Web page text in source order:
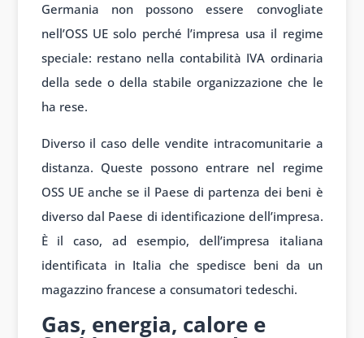
Germania non possono essere convogliate
nell’OSS UE solo perché l’impresa usa il regime
speciale: restano nella contabilità IVA ordinaria
della sede o della stabile organizzazione che le
ha rese.
Diverso il caso delle vendite intracomunitarie a
distanza. Queste possono entrare nel regime
OSS UE anche se il Paese di partenza dei beni è
diverso dal Paese di identificazione dell’impresa.
È il caso, ad esempio, dell’impresa italiana
identificata in Italia che spedisce beni da un
magazzino francese a consumatori tedeschi.
Gas, energia, calore e